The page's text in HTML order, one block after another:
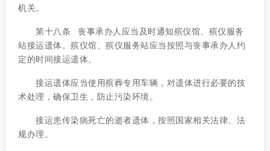
机关。
第十八条 丧事承办人应当及时通知殡仪馆、殡仪服务
站接运遗体。殡仪馆、殡仪服务站应当按照与丧事承办人约
定的时间接运遗体。
接运遗体应当使用殡葬专用车辆，对遗体进行必要的技
术处理，确保卫生，防止污染环境。
接运患传染病死亡的逝者遗体，按照国家相关法律、法
规办理。